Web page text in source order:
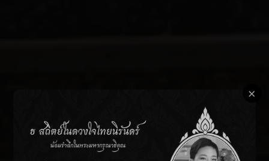
ควบคุมด้วยคอมพิวเตอร์
×